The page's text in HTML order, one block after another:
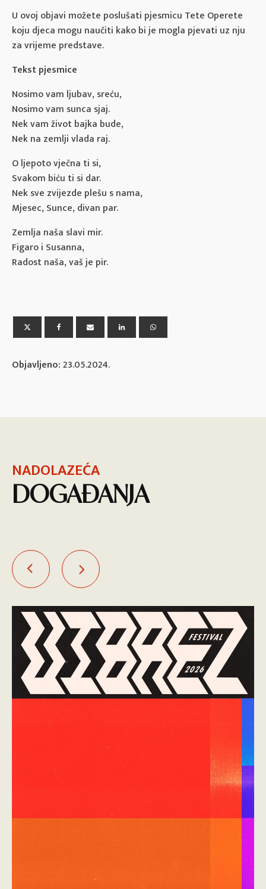
U ovoj objavi možete poslušati pjesmicu Tete Operete
koju djeca mogu naučiti kako bi je mogla pjevati uz nju
za vrijeme predstave.
Tekst pjesmice
Nosimo vam ljubav, sreću,
Nosimo vam sunca sjaj.
Nek vam život bajka bude,
Nek na zemlji vlada raj.
O ljepoto vječna ti si,
Svakom biću ti si dar.
Nek sve zvijezde plešu s nama,
Mjesec, Sunce, divan par.
Zemlja naša slavi mir.
Figaro i Susanna,
Radost naša, vaš je pir.
Objavljeno:23.05.2024.
NADOLAZEĆA
DOGAĐANJA